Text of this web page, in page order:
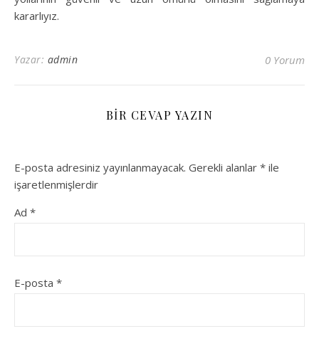
kararlıyız.
Yazar: admin 0 Yorum
BIR CEVAP YAZIN
E-posta adresiniz yayınlanmayacak. Gerekli alanlar * ile
işaretlenmişlerdir
Ad *
E-posta *